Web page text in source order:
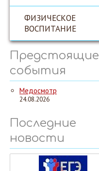
ФИЗИЧЕСКОЕ
ВОСПИТАНИЕ
Предстоящие
события
Медосмотр
24.08.2026
Последние
новости